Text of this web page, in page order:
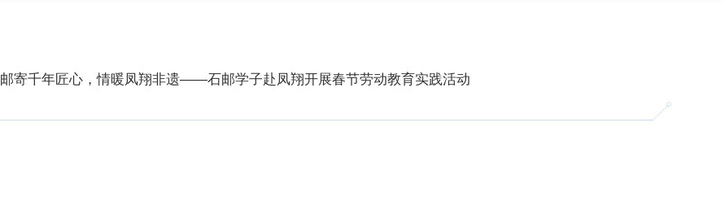
邮寄千年匠心，情暖凤翔非遗——石邮学子赴凤翔开展春节劳动教育实践活动